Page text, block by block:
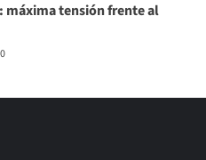
máxima tensión frente al
0